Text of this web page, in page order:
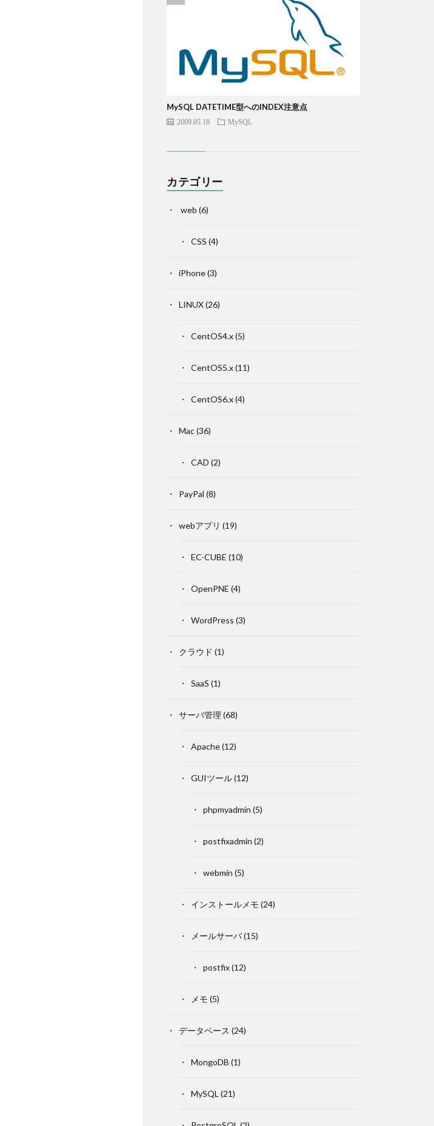
MySQL DATETIME型へのINDEX注意点
2009.05.18 MySQL
カテゴリー
web (6)
CSS (4)
iPhone(3)
LINUX(26)
CentOS4.x(5)
CentOS5.x(11)
CentOS6.x(4)
Mac(36)
CAD (2)
PayPal (8)
webアプリ (19)
EC-CUBE (10)
OpenPNE (4)
WordPress (3)
クラウド (1)
SaaS (1)
サーバ管理 (68)
Apache(12)
GUIツール(12)
phpmyadmin (5)
postfixadmin (2)
webmin (5)
インストールメモ (24)
メールサーバ(15)
postfix(12)
メモ (5)
データベース (24)
MongoDB (1)
MySQL (21)